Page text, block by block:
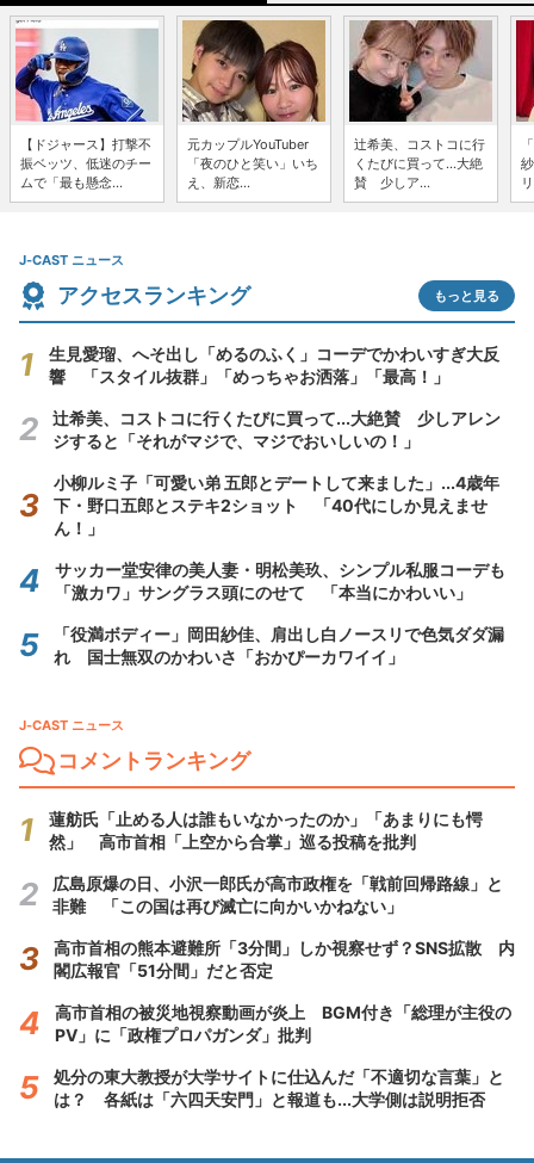
【ドジャース】打撃不
振ベッツ、低迷のチー
ムで「最も懸念...
元カップルYouTuber
「夜のひと笑い」いち
え、新恋...
辻希美、コストコに行
くたびに買って...大絶
賛 少しア...
J-CAST ニュース
アクセスランキング もっと見る
生見愛瑠、へそ出し「めるのふく」コーデでかわいすぎ大反
響 「スタイル抜群」「めっちゃお洒落」「最高！」
辻希美、コストコに行くたびに買って...大絶賛 少しアレン
ジすると「それがマジで、マジでおいしいの！」
小柳ルミ子「可愛い弟 五郎とデートして来ました」...4歳年
下・野口五郎とステキ2ショット 「40代にしか見えませ
ん！」
サッカー堂安律の美人妻・明松美玖、シンプル私服コーデも
「激カワ」サングラス頭にのせて 「本当にかわいい」
「役満ボディー」岡田紗佳、肩出し白ノースリで色気ダダ漏
れ 国士無双のかわいさ「おかぴーカワイイ」
J-CAST ニュース
コメントランキング
蓮舫氏「止める人は誰もいなかったのか」「あまりにも愕
然」 高市首相「上空から合掌」巡る投稿を批判
広島原爆の日、小沢一郎氏が高市政権を「戦前回帰路線」と
非難 「この国は再び滅亡に向かいかねない」
高市首相の熊本避難所「3分間」しか視察せず？SNS拡散 内
閣広報官「51分間」だと否定
高市首相の被災地視察動画が炎上 BGM付き「総理が主役の
PV」に「政権プロパガンダ」批判
処分の東大教授が大学サイトに仕込んだ「不適切な言葉」と
は？ 各紙は「六四天安門」と報道も...大学側は説明拒否